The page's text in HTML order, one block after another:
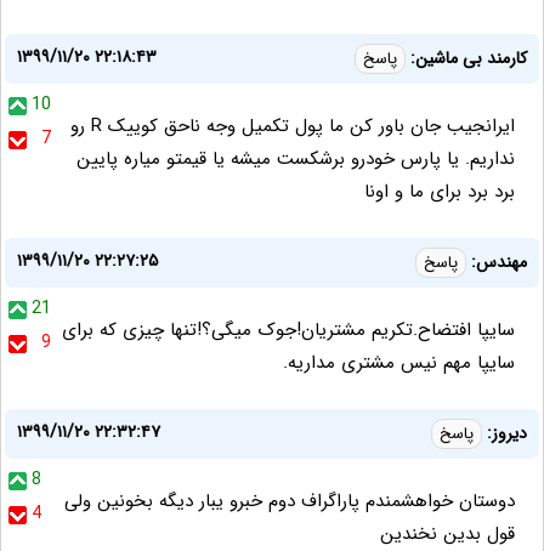
کارمند بی ماشین: پاسخ
۱۳۹۹/۱۱/۲۰ ۲۲:۱۸:۴۳
10
7
ایرانجیب جان باور کن ما پول تکمیل وجه ناحق کوییک R رو
نداریم. یا پارس خودرو برشکست میشه یا قیمتو میاره پایین
برد برد برای ما و اونا
مهندس: پاسخ
۱۳۹۹/۱۱/۲۰ ۲۲:۲۷:۲۵
21
9 سایپا افتضاح.تکریم مشتریان!جوک میگی؟!تنها چیزی که برای
سایپا مهم نیس مشتری مداریه.
دیروز: پاسخ
۱۳۹۹/۱۱/۲۰ ۲۲:۳۲:۴۷
8
4
دوستان خواهشمندم پاراگراف دوم خبرو یبار دیگه بخونین ولی
قول بدین نخندین